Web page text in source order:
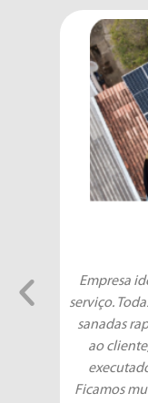
Empresa idônea,
serviço. Todas as
sanadas
ao cliente, equipe
executado antes
Ficamos muito